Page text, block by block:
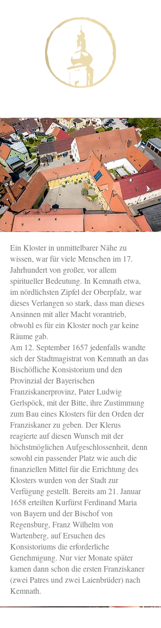
Ein Kloster in unmittelbarer Nähe zu
wissen, war für viele Menschen im 17.
Jahrhundert von großer, vor allem
spiritueller Bedeutung. In Kemnath etwa,
im nördlichsten Zipfel der Oberpfalz, war
dieses Verlangen so stark, dass man dieses
Ansinnen mit aller Macht vorantrieb,
obwohl es für ein Kloster noch gar keine
Räume gab.
Am 12. September 1657 jedenfalls wandte
sich der Stadtmagistrat von Kemnath an das
Bischöfliche Konsistorium und den
Provinzial der Bayerischen
Franziskanerprovinz, Pater Ludwig
Gerlspöck, mit der Bitte, ihre Zustimmung
zum Bau eines Klosters für den Orden der
Franziskaner zu geben. Der Klerus
reagierte auf diesen Wunsch mit der
höchstmöglichen Aufgeschlossenheit, denn
sowohl ein passender Platz wie auch die
finanziellen Mittel für die Errichtung des
Klosters wurden von der Stadt zur
Verfügung gestellt. Bereits am 21. Januar
1658 erteilten Kurfürst Ferdinand Maria
von Bayern und der Bischof von
Regensburg, Franz Wilhelm von
Wartenberg, auf Ersuchen des
Konsistoriums die erforderliche
Genehmigung. Nur vier Monate später
kamen dann schon die ersten Franziskaner
(zwei Patres und zwei Laienbrüder) nach
Kemnath.